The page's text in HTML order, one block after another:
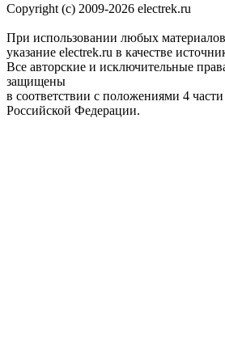
Copyright (c) 2009-2026 electrek.ru
При использовании любых материалов
указание electrek.ru в качестве
Все авторские и исключительные
защищены
в соответствии с положениями 4
Российской Федерации.